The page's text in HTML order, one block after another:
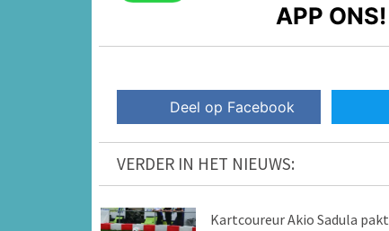
APP ONS!
Deel op Facebook
VERDER IN HET NIEUWS:
Kartcoureur Akio Sadula pakt